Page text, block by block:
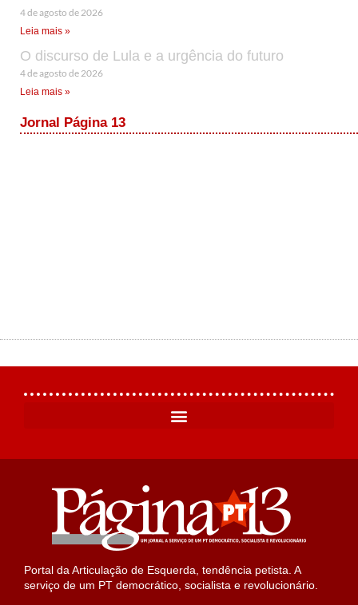
4 de agosto de 2026
Leia mais »
O discurso de Lula e a urgência do futuro
4 de agosto de 2026
Leia mais »
Jornal Página 13
Portal da Articulação de Esquerda, tendência petista. A
serviço de um PT democrático, socialista e revolucionário.